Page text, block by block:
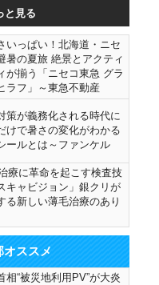
と見る
いっぱい！北海道・ニセ
暑の夏旅 絶景とアクティ
が揃う「ニセコ東急 グラ
ラフ」～東急不動産
策が義務化される時代に
けで暑さの変化がわかる
ールとは～ファンケル
療に革命を起こす検査技
キャビジョン」銀クリが
る新しい薄毛治療のあり
オススメ
相“被災地利用PV”が大炎